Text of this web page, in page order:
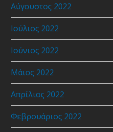
Αύγουστος 2022
Ιούλιος 2022
Ιούνιος 2022
Μάιος 2022
Απρίλιος 2022
Φεβρουάριος 2022